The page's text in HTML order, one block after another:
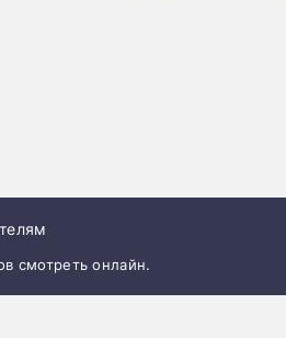
смотреть онлайн.